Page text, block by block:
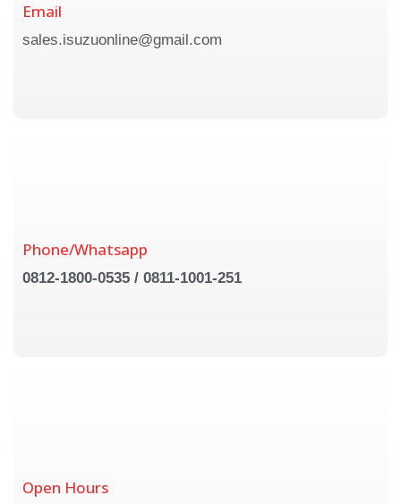
Email
sales.isuzuonline@gmail.com
Phone/Whatsapp
0812-1800-0535 / 0811-1001-251
Open Hours